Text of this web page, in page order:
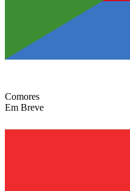
Comores
Em Breve